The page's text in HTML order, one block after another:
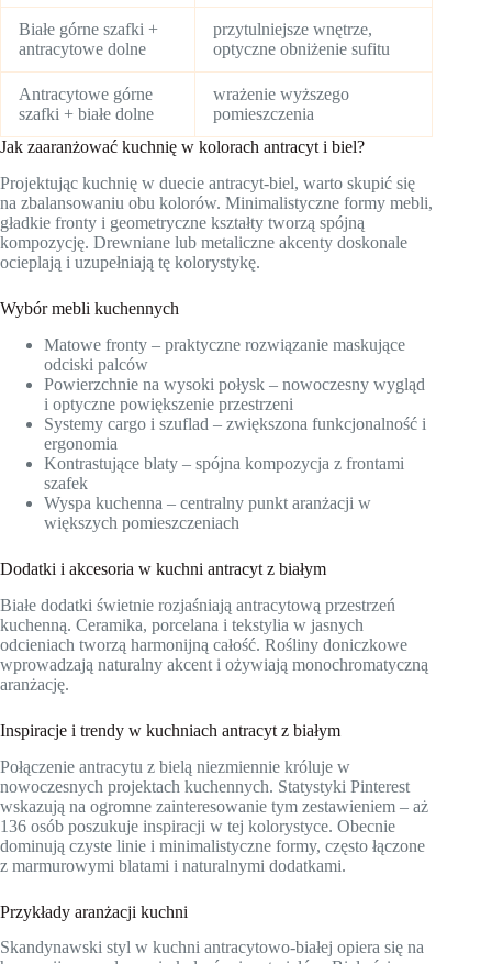
Białe górne szafki +
antracytowe dolne
przytulniejsze wnętrze,
optyczne obniżenie sufitu
Antracytowe górne
szafki + białe dolne
wrażenie wyższego
pomieszczenia
Jak zaaranżować kuchnię w kolorach antracyt i biel?
Projektując kuchnię w duecie antracyt-biel, warto skupić się
na zbalansowaniu obu kolorów. Minimalistyczne formy mebli,
gładkie fronty i geometryczne kształty tworzą spójną
kompozycję. Drewniane lub metaliczne akcenty doskonale
ocieplają i uzupełniają tę kolorystykę.
Wybór mebli kuchennych
Matowe fronty – praktyczne rozwiązanie maskujące
odciski palców
Powierzchnie na wysoki połysk – nowoczesny wygląd
i optyczne powiększenie przestrzeni
Systemy cargo i szuflad – zwiększona funkcjonalność i
ergonomia
Kontrastujące blaty – spójna kompozycja z frontami
szafek
Wyspa kuchenna – centralny punkt aranżacji w
większych pomieszczeniach
Dodatki i akcesoria w kuchni antracyt z białym
Białe dodatki świetnie rozjaśniają antracytową przestrzeń
kuchenną. Ceramika, porcelana i tekstylia w jasnych
odcieniach tworzą harmonijną całość. Rośliny doniczkowe
wprowadzają naturalny akcent i ożywiają monochromatyczną
aranżację.
Inspiracje i trendy w kuchniach antracyt z białym
Połączenie antracytu z bielą niezmiennie króluje w
nowoczesnych projektach kuchennych. Statystyki Pinterest
wskazują na ogromne zainteresowanie tym zestawieniem – aż
136 osób poszukuje inspiracji w tej kolorystyce. Obecnie
dominują czyste linie i minimalistyczne formy, często łączone
z marmurowymi blatami i naturalnymi dodatkami.
Przykłady aranżacji kuchni
Skandynawski styl w kuchni antracytowo-białej opiera się na